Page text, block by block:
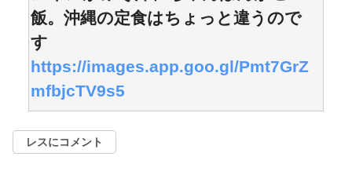
飯。沖縄の定食はちょっと違うので
す
https://images.app.goo.gl/Pmt7GrZ
mfbjcTV9s5
レスにコメント